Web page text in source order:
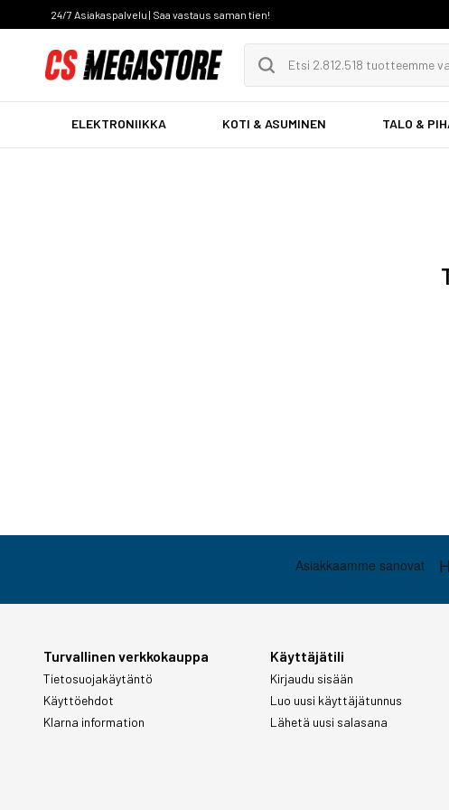
24/7 Asiakaspalvelu | Saa vastaus saman tien!
ELEKTRONIIKKA KOTI & ASUMINEN TALO &
Turvallinen verkkokauppa
Tietosuojakäytäntö
Käyttöehdot
Klarna information
Käyttäjätili
Kirjaudu sisään
Luo uusi käyttäjätunnus
Lähetä uusi salasana